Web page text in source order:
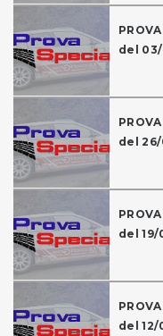
del
del
del 19/
del 12/